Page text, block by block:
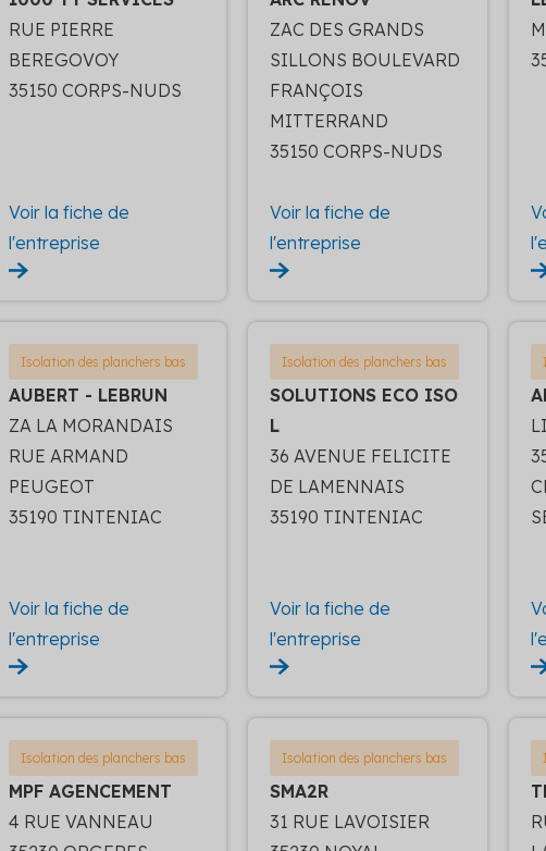
RUE PIERRE
BEREGOVOY
35150 CORPS-NUDS
Voir la fiche de
l'entreprise
ZAC DES GRANDS
SILLONS BOULEVARD
FRANÇOIS
MITTERRAND
35150 CORPS-NUDS
Voir la fiche de
l'entreprise
Isolation des planchers bas
AUBERT - LEBRUN
ZA LA MORANDAIS
RUE ARMAND
PEUGEOT
35190 TINTENIAC
Voir la fiche de
l'entreprise
Isolation des planchers bas
SOLUTIONS ECO ISO
L
36 AVENUE FELICITE
DE LAMENNAIS
35190 TINTENIAC
Voir la fiche de
l'entreprise
Isolation des planchers bas
MPF AGENCEMENT
4 RUE VANNEAU
Isolation des planchers bas
SMA2R
31 RUE LAVOISIER